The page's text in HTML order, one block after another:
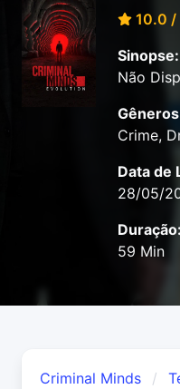
10.0 /
Sinopse:
Não
Crime,
Data de
28/05/
Duração:
59 Min
Criminal Minds